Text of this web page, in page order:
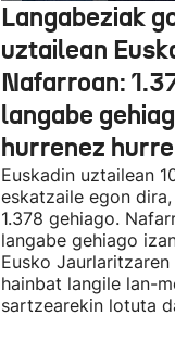
Langabeziak
uztailean
Nafarroan:
langabe
hurrenez
Euskadin uztailean
eskatzaile egon
1.378 gehiago.
langabe gehiago
Eusko
hainbat langile lan-
sartzearekin lotuta